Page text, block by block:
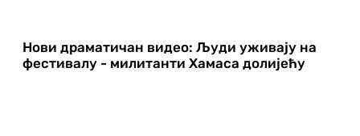
Нови драматичан видео: Људи уживају на
фестивалу - милитанти Хамаса долијећу